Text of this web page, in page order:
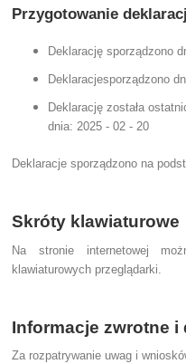
Przygotowanie
Deklarację sporządzono
Deklaracjesporządzono
Deklarację została
dnia:2025 - 02 - 20
Deklaracje sporządzono na
Skróty klawiaturowe
Na stronie internetowej
klawiaturowych przeglądarki.
Informacje zwrotne i
Za rozpatrywanie uwag i